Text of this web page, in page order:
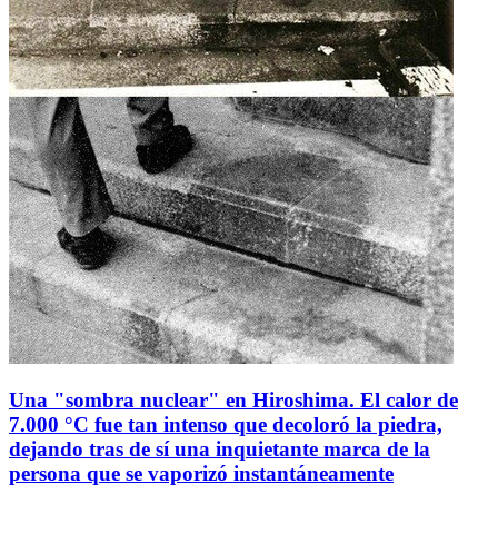
Una "sombra nuclear" en Hiroshima. El calor de
7.000 °C fue tan intenso que decoloró la piedra,
dejando tras de sí una inquietante marca de la
persona que se vaporizó instantáneamente